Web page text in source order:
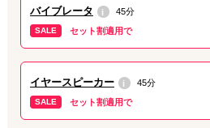
当店では上記の症状も
☑︎ 最短当日180分〜
☑︎ データそのまま
水没・浸水の場合、なるべく早く修
ので、ぜひお早めにご相談、お持ち込
バイブレータ i 45分
SALE セット割適用で
イヤースピーカー i 45分
SALE セット割適用で